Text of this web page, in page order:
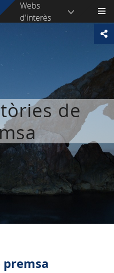
Webs
d'interès
de
premsa